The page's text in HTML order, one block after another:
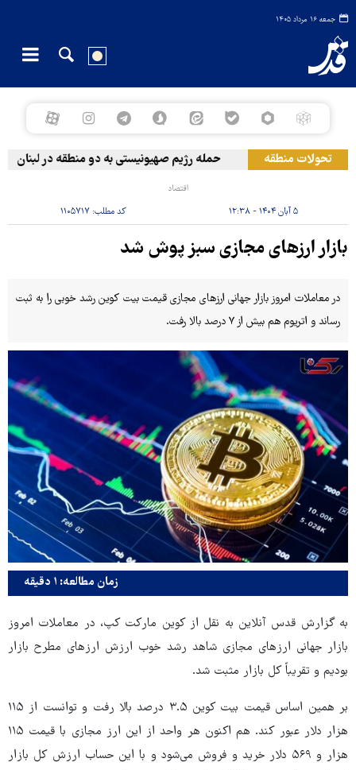
جمعه ۱۶ مرداد ۱۴۰۵
تحولات منطقه حمله رژیم صهیونیستی به دو منطقه در لبنان
اقتصاد
۵ آبان ۱۴۰۴ - ۱۲:۳۸ کد مطلب:۱۱۰۵۷۱۷
بازار ارزهای مجازی سبز پوش شد
در معاملات امروز بازار جهانی ارزهای مجازی قیمت بیت کوین رشد خوبی را به ثبت
رساند و اتریوم هم بیش از ۷ درصد بالا رفت.
زمان مطالعه: ۱ دقیقه
به گزارش قدس آنلاین به نقل از کوین مارکت کپ، در معاملات امروز
بازار جهانی ارزهای مجازی شاهد رشد خوب ارزش ارزهای مطرح بازار
بودیم و تقریباً کل بازار مثبت شد.
بر همین اساس قیمت بیت کوین ۳.۵ درصد بالا رفت و توانست از ۱۱۵
هزار دلار عبور کند. هم اکنون هر واحد از این ارز مجازی با قیمت ۱۱۵
هزار و ۵۶۹ دلار خرید و فروش می‌شود و با این حساب ارزش کل بازار